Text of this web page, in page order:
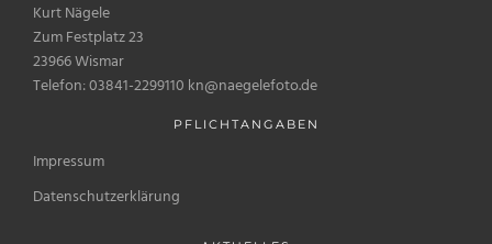
Kurt Nägele
Zum Festplatz 23
23966 Wismar
Telefon: 03841-2299110 kn@naegelefoto.de
PFLICHTANGABEN
Impressum
Datenschutzerklärung